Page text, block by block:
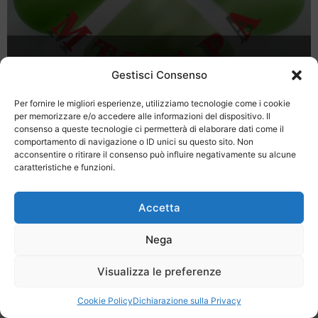
Gestisci Consenso
Per fornire le migliori esperienze, utilizziamo tecnologie come i cookie
per memorizzare e/o accedere alle informazioni del dispositivo. Il
consenso a queste tecnologie ci permetterà di elaborare dati come il
comportamento di navigazione o ID unici su questo sito. Non
acconsentire o ritirare il consenso può influire negativamente su alcune
caratteristiche e funzioni.
Accetta
Nega
Visualizza le preferenze
Cookie PolicyDichiarazione sulla Privacy
Last Minute
Registrati Contatti
SPECIALE LAST MINUTE - SH WEB